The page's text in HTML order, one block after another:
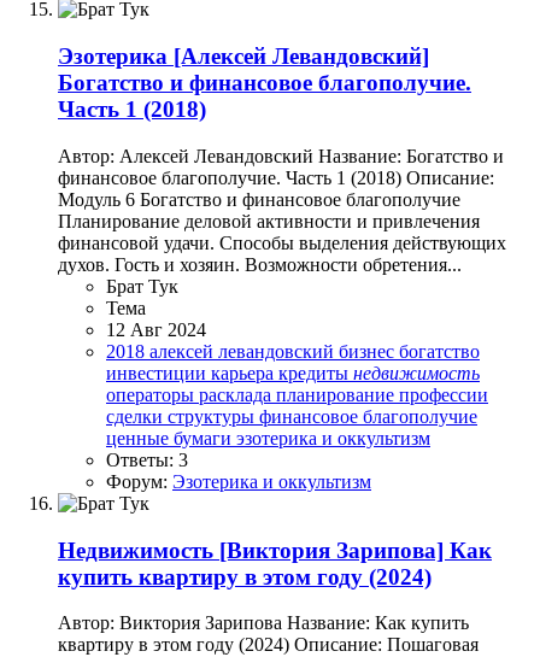
Эзотерика [Алексей Левандовский]
Богатство и финансовое благополучие.
Часть 1 (2018)
Автор: Алексей Левандовский Название: Богатство и
финансовое благополучие. Часть 1 (2018) Описание:
Модуль 6 Богатство и финансовое благополучие
Планирование деловой активности и привлечения
финансовой удачи. Способы выделения действующих
духов. Гость и хозяин. Возможности обретения...
Брат Тук
Тема
12 Авг 2024
2018 алексей левандовский бизнес богатство
инвестиции карьера кредиты недвижимость
операторы расклада планирование профессии
сделки структуры финансовое благополучие
ценные бумаги эзотерика и оккультизм
Ответы: 3
Форум: Эзотерика и оккультизм
Недвижимость [Виктория Зарипова] Как
купить квартиру в этом году (2024)
Автор: Виктория Зарипова Название: Как купить
квартиру в этом году (2024) Описание: Пошаговая